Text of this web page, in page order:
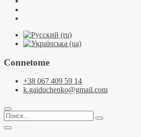
Connectome
Connetome
+38 067 409 59 14
k.gaiduchenko@gmail.com
Поиск…